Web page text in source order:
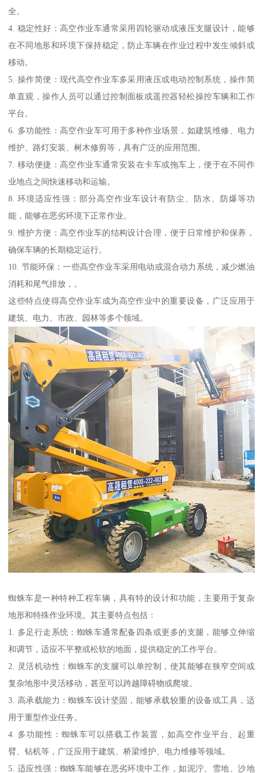
全。
4. 稳定性好：高空作业车通常采用四轮驱动或液压支腿设计，能够
在不同地形和环境下保持稳定，防止车辆在作业过程中发生倾斜或
移动。
5. 操作简便：现代高空作业车多采用液压或电动控制系统，操作简
单直观，操作人员可以通过控制面板或遥控器轻松操控车辆和工作
平台。
6. 多功能性：高空作业车可用于多种作业场景，如建筑维修、电力
维护、路灯安装、树木修剪等，具有广泛的应用范围。
7. 移动便捷：高空作业车通常安装在卡车或拖车上，便于在不同作
业地点之间快速移动和运输。
8. 环境适应性强：部分高空作业车设计有防尘、防水、防爆等功
能，能够在恶劣环境下正常作业。
9. 维护方便：高空作业车的结构设计合理，便于日常维护和保养，
确保车辆的长期稳定运行。
10. 节能环保：一些高空作业车采用电动或混合动力系统，减少燃油
消耗和尾气排放，。
这些特点使得高空作业车成为高空作业中的重要设备，广泛应用于
建筑、电力、市政、园林等多个领域。
蜘蛛车是一种特种工程车辆，具有特的设计和功能，主要用于复杂
地形和特殊作业环境。其主要特点包括：
1. 多足行走系统：蜘蛛车通常配备四条或更多的支腿，能够立伸缩
和调节，适应不平整或松软的地面，提供稳定的工作平台。
2. 灵活机动性：蜘蛛车的支腿可以单控制，使其能够在狭窄空间或
复杂地形中灵活移动，甚至可以跨越障碍物或爬坡。
3. 高承载能力：蜘蛛车设计坚固，能够承载较重的设备或工具，适
用于重型作业任务。
4. 多功能性：蜘蛛车可以搭载工作装置，如高空作业平台、起重
臂、钻机等，广泛应用于建筑、桥梁维护、电力维修等领域。
5. 适应性强：蜘蛛车能够在恶劣环境中工作，如泥泞、雪地、沙地